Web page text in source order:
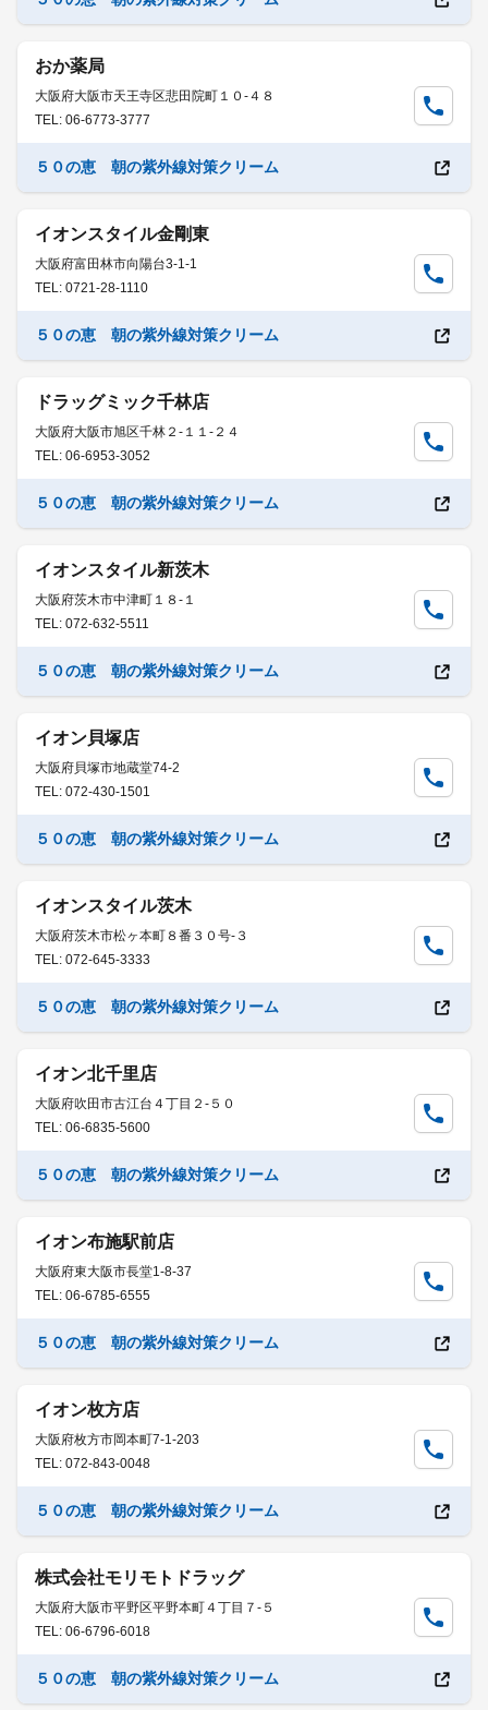
おか薬局
大阪府大阪市天王寺区悲田院町１０-４８
TEL: 06-6773-3777
５０の恵 朝の紫外線対策クリーム
イオンスタイル金剛東
大阪府富田林市向陽台3-1-1
TEL: 0721-28-1110
５０の恵 朝の紫外線対策クリーム
ドラッグミック千林店
大阪府大阪市旭区千林２-１１-２４
TEL: 06-6953-3052
５０の恵 朝の紫外線対策クリーム
イオンスタイル新茨木
大阪府茨木市中津町１８-１
TEL: 072-632-5511
５０の恵 朝の紫外線対策クリーム
イオン貝塚店
大阪府貝塚市地蔵堂74-2
TEL: 072-430-1501
５０の恵 朝の紫外線対策クリーム
イオンスタイル茨木
大阪府茨木市松ヶ本町８番３０号-３
TEL: 072-645-3333
５０の恵 朝の紫外線対策クリーム
イオン北千里店
大阪府吹田市古江台４丁目２-５０
TEL: 06-6835-5600
５０の恵 朝の紫外線対策クリーム
イオン布施駅前店
大阪府東大阪市長堂1-8-37
TEL: 06-6785-6555
５０の恵 朝の紫外線対策クリーム
イオン枚方店
大阪府枚方市岡本町7-1-203
TEL: 072-843-0048
５０の恵 朝の紫外線対策クリーム
株式会社モリモトドラッグ
大阪府大阪市平野区平野本町４丁目７-５
TEL: 06-6796-6018
５０の恵 朝の紫外線対策クリーム